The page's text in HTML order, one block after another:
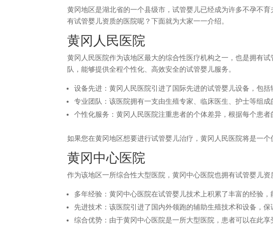
黄冈地区是湖北省的一个县级市，试管婴儿已经成为许多不孕不
有试管婴儿资质的医院呢？下面就为大家一一介绍。
黄冈人民医院
黄冈人民医院作为该地区最大的综合性医疗机构之一，也是拥有
队，能够提供全程个性化、高效安全的试管婴儿服务。
设备先进：黄冈人民医院引进了国际先进的试管婴儿设备，包括
专业团队：该医院拥有一支由生殖专家、临床医生、护士等组
个性化服务：黄冈人民医院注重患者的个体差异，根据每个患
如果您在黄冈地区想要进行试管婴儿治疗，黄冈人民医院将是一个
黄冈中心医院
作为该地区一所综合性大型医院，黄冈中心医院也拥有试管婴儿资
多年经验：黄冈中心医院在试管婴儿技术上积累了丰富的经验，
先进技术：该医院引进了国内外领跑的辅助生殖技术和设备，保
综合优势：由于黄冈中心医院是一所大型医院，患者可以在此